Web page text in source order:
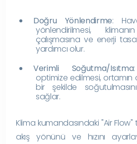
Doğru Yönlendirme:
yönlendirilmesi,
çalışmasına ve enerji
yardımcı olur.
Verimli Soğutma/Isıtma
optimize edilmesi, ortamın
bir şekilde soğutulmasını
sağlar.
Klima kumandasındaki "Air
akış yönünü ve hızını